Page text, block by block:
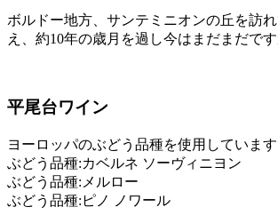
ボルドー地方、サンテミニオンの丘を訪
え、約10年の歳月を過し今はまだまだで
平尾台ワイン
ヨーロッパのぶどう品種を使用しています
ぶどう品種:カベルネ ソーヴィニヨン
ぶどう品種:メルロー
ぶどう品種:ピノ ノワール